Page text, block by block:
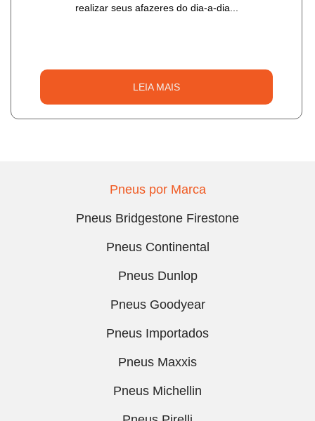
realizar seus afazeres do dia-a-dia...
LEIA MAIS
Pneus por Marca
Pneus Bridgestone Firestone
Pneus Continental
Pneus Dunlop
Pneus Goodyear
Pneus Importados
Pneus Maxxis
Pneus Michellin